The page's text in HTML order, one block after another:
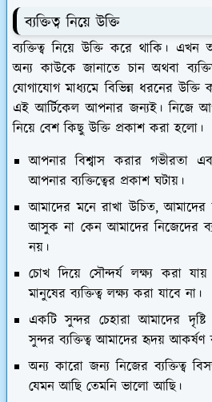
ব্যক্তিত্ব নিয়ে উক্তি
ব্যক্তিত্ব নিয়ে উক্তি করে থাকি। এখন
অন্য কাউকে জানাতে চান অথবা
যোগাযোগ মাধ্যমে বিভিন্ন ধরনের
এই আর্টিকেল আপনার জন্যই। নিজে
নিয়ে বেশ কিছু উক্তি প্রকাশ করা হলো।
আপনার বিশ্বাস করার গভীরতা
আপনার ব্যক্তিত্বের প্রকাশ ঘটায়।
আমাদের মনে রাখা উচিত, আমাদের
আসুক না কেন আমাদের নিজেদের
নয়।
চোখ দিয়ে সৌন্দর্য লক্ষ্য করা
মানুষের ব্যক্তিত্ব লক্ষ্য করা যাবে না।
একটি সুন্দর চেহারা আমাদের
সুন্দর ব্যক্তিত্ব আমাদের হৃদয়
অন্য কারো জন্য নিজের ব্যক্তিত্ব
যেমন আছি তেমনি ভালো আছি।